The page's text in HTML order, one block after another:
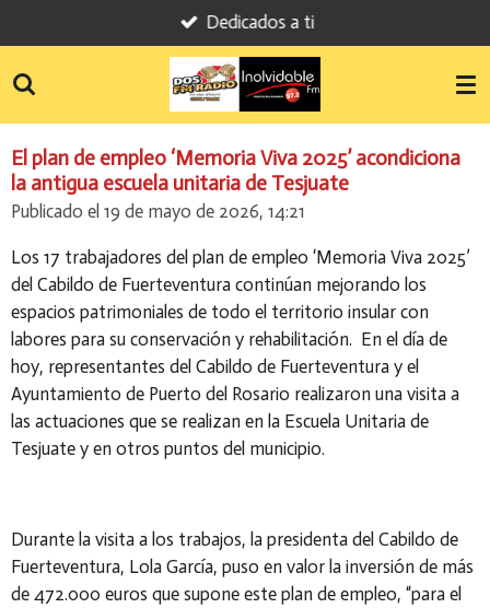
al
contenido
Dedicados a ti
El plan de empleo ‘Memoria Viva 2025’ acondiciona
la antigua escuela unitaria de Tesjuate
Publicado el 19 de mayo de 2026, 14:21
Los 17 trabajadores del plan de empleo ‘Memoria Viva 2025’
del Cabildo de Fuerteventura continúan mejorando los
espacios patrimoniales de todo el territorio insular con
labores para su conservación y rehabilitación. En el día de
hoy, representantes del Cabildo de Fuerteventura y el
Ayuntamiento de Puerto del Rosario realizaron una visita a
las actuaciones que se realizan en la Escuela Unitaria de
Tesjuate y en otros puntos del municipio.
Durante la visita a los trabajos, la presidenta del Cabildo de
Fuerteventura, Lola García, puso en valor la inversión de más
de 472.000 euros que supone este plan de empleo, “para el